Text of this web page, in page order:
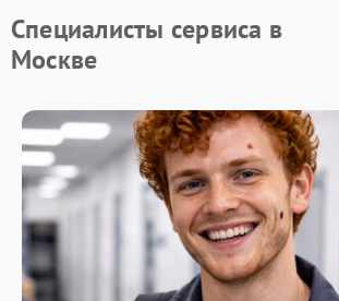
Специалисты сервиса в
Москве